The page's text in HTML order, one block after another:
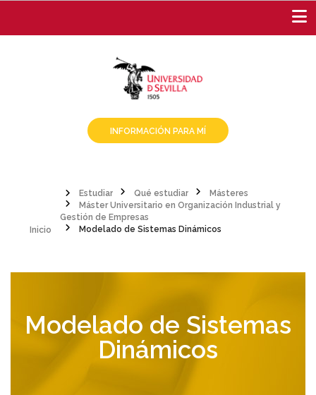
contenido
INFORMACIÓN PARA MÍ
Sobrescribir
enlaces
a
la
navegación
Estudiar Qué estudiar
Másteres
Máster Universitario en Organización Industrial y
Gestión de Empresas
Modelado de Sistemas Dinámicos
Modelado de Sistemas
Dinámicos